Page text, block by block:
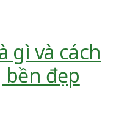
gì và cách
bền đẹp